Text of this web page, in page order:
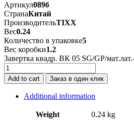
Артикул089б
СтранаКитай
ПроизводительTIXX
Вес0.24
Количество в упаковке5
Вес коробки1.2
Завертка квадр. ВК 05 SG/GР/
Add to cart Заказ в один клик
Additional information
Weight 0.24 kg